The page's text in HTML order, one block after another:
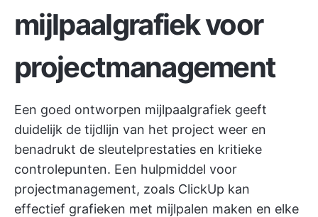
mijlpaalgrafiek voor
projectmanagement
Een goed ontworpen mijlpaalgrafiek geeft
duidelijk de tijdlijn van het project weer en
benadrukt de sleutelprestaties en kritieke
controlepunten. Een hulpmiddel voor
projectmanagement, zoals ClickUp kan
effectief grafieken met mijlpalen maken en elke